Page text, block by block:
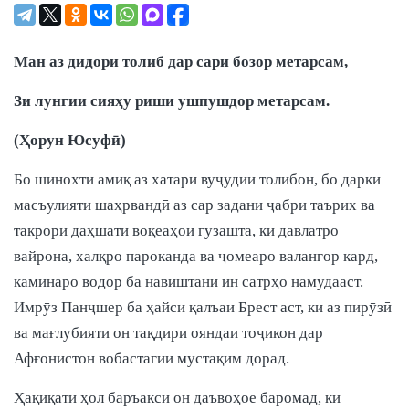
Ман аз дидори толиб дар сари бозор метарсам,
Зи лунгии сияҳу риши ушпушдор метарсам.
(Ҳорун Юсуфӣ)
Бо шинохти амиқ аз хатари вуҷудии толибон, бо дарки
масъулияти шаҳрвандӣ аз сар задани ҷабри таърих ва
такрори даҳшати воқеаҳои гузашта, ки давлатро
вайрона, халқро пароканда ва ҷомеаро валангор кард,
каминаро водор ба навиштани ин сатрҳо намудааст.
Имрӯз Панҷшер ба ҳайси қалъаи Брест аст, ки аз пирӯзӣ
ва мағлубияти он тақдири ояндаи тоҷикон дар
Афғонистон вобастагии мустақим дорад.
Ҳақиқати ҳол баръакси он даъвоҳое баромад, ки